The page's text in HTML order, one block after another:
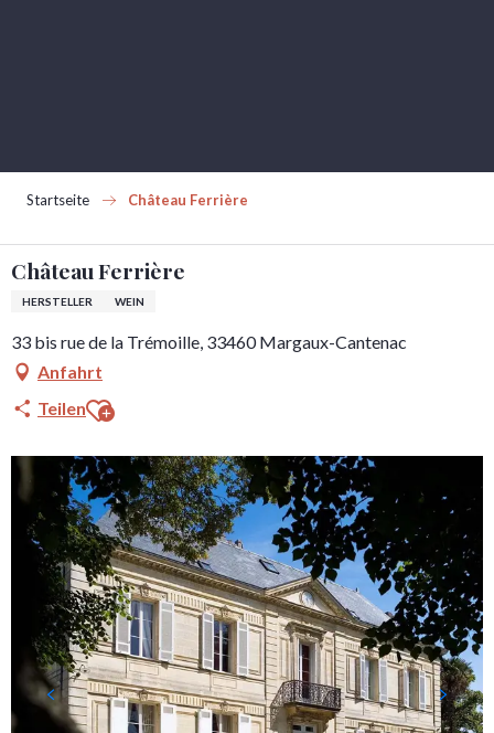
Startseite Château Ferrière
Château Ferrière
HERSTELLER WEIN
33 bis rue de la Trémoille, 33460 Margaux-Cantenac
Anfahrt
TeilenAjouter aux favoris